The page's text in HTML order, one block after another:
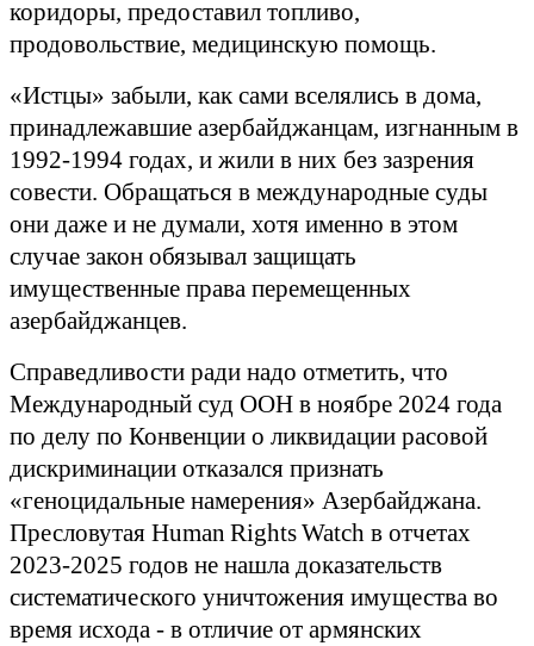
коридоры, предоставил топливо,
продовольствие, медицинскую помощь.
«Истцы» забыли, как сами вселялись в дома,
принадлежавшие азербайджанцам, изгнанным в
1992-1994 годах, и жили в них без зазрения
совести. Обращаться в международные суды
они даже и не думали, хотя именно в этом
случае закон обязывал защищать
имущественные права перемещенных
азербайджанцев.
Справедливости ради надо отметить, что
Международный суд ООН в ноябре 2024 года
по делу по Конвенции о ликвидации расовой
дискриминации отказался признать
«геноцидальные намерения» Азербайджана.
Пресловутая Human RightsWatch в отчетах
2023-2025 годов не нашла доказательств
систематического уничтожения имущества во
время исхода - в отличие от армянских